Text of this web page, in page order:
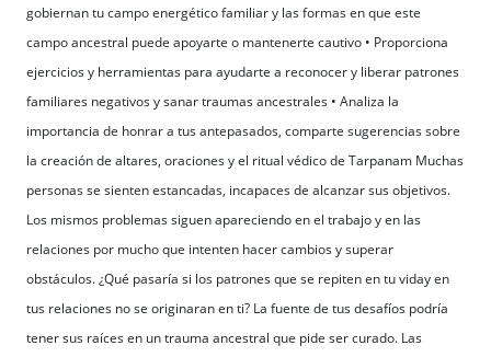
gobiernan tu campo energético familiar y las formas en que este
campo ancestral puede apoyarte o mantenerte cautivo • Proporciona
ejercicios y herramientas para ayudarte a reconocer y liberar patrones
familiares negativos y sanar traumas ancestrales • Analiza la
importancia de honrar a tus antepasados, comparte sugerencias sobre
la creación de altares, oraciones y el ritual védico de Tarpanam Muchas
personas se sienten estancadas, incapaces de alcanzar sus objetivos.
Los mismos problemas siguen apareciendo en el trabajo y en las
relaciones por mucho que intenten hacer cambios y superar
obstáculos. ¿Qué pasaría si los patrones que se repiten en tu viday en
tus relaciones no se originaran en ti? La fuente de tus desafíos podría
tener sus raíces en un trauma ancestral que pide ser curado. Las